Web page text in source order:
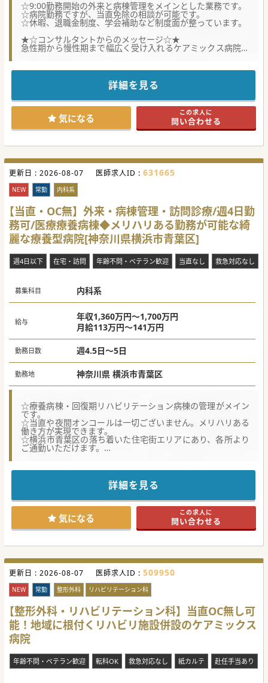
☆9:00勤務開始の外来と病棟管理をメインとした業務です。
☆病院勤務ですが、当直免除の相談が可能です。
☆休暇、退職金制度、学会補助など制度面が整っています。
★☆コンサルタントからのメッセージ☆★
急性期から慢性期まで幅広く受け入れるケアミックス病院の
健診センターでの勤務です。
たしますのでまずはお気軽にお問合せ、ご相談下さい。
詳細を見る
気になる この求人に
問い合わせる
更新日 : 2026-08-07 医師求人ID : 631665
NEW 常勤 内科系
【当直・OC無】外来・病棟管理・訪問診療/週4日勤
務可/医療療養病棟◆メリハリある勤務が可能な綺
麗な療養型病院[神奈川県横浜市青葉区]
週4日以下 在宅・訪問 年齢不問・ベテラン歓迎 当直なし 救急対応なし
募集科目 内科系
給与
年収1,360万円～1,700万円
月給113万円～141万円
勤務日数 週4.5日～5日
勤務地 神奈川県 横浜市青葉区
☆療養病棟・回復期リハビリテーション病棟の管理がメイン
です。
☆当直や夜間オンコールは一切ございません。メリハリある
働き方が実現できます。
☆横浜市青葉区の落ち着いた住宅街エリアにあり、各所より
ご通勤いただけます。
大手グループ傘下の療養病院なので経営がしっかりしてお
り、福利厚生が充実しています。
院長やスタッフの関係も良く、明るく親しみやすい雰囲気で
す。
育児休暇や託児所などの設備もありますので、子育て中の先
生に特におすすめです。
当直、OC無しでも可能なので、メリハリのある勤務をご希
望の先生も、ぜひお問合せください！
#年度内入職可 #秋入職可
詳細を見る
気になる この求人に
問い合わせる
更新日 : 2026-08-07 医師求人ID : 509950
NEW 常勤 整形外科 リハビリテーション科
【整形外科・リハビリテーション科】当直OC無し可
能！地域に根付くリハビリ施設併設のケアミックス
病院
年齢不問・ベテラン歓迎 転科OK 救急対応なし 紙カルテ 赴任手当あり